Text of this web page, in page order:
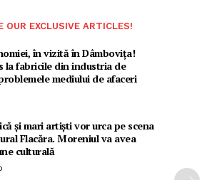
OUR EXCLUSIVE ARTICLES!
în vizită în Dâmbovița!
la fabricile din industria de
mediului de afaceri
și mari artiști vor urca pe scena
Flacăra. Moreniul va avea
culturală